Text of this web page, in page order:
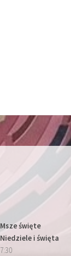
Msze święte
Niedziele i święta
7:30